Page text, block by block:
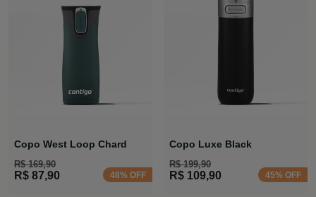
Copo West Loop Chard
R$ 169,90
R$ 87,90 48% OFF
Copo Luxe Black
R$ 199,90
R$ 109,90 45% OFF